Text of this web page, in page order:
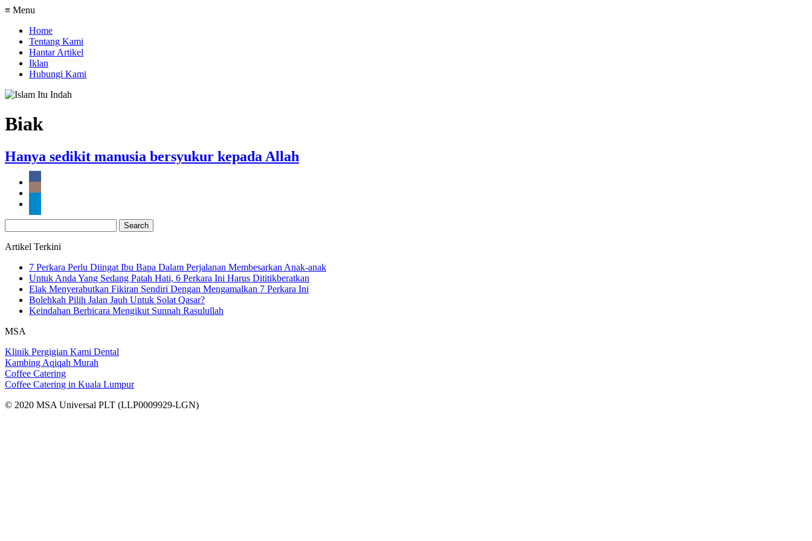
≡ Menu
Home
Tentang Kami
Hantar Artikel
Iklan
Hubungi Kami
Biak
Hanya sedikit manusia bersyukur kepada Allah
for:
Artikel Terkini
7 Perkara Perlu Diingat Ibu Bapa Dalam Perjalanan Membesarkan Anak-anak
Untuk Anda Yang Sedang Patah Hati, 6 Perkara Ini Harus Dititikberatkan
Elak Menyerabutkan Fikiran Sendiri Dengan Mengamalkan 7 Perkara Ini
Bolehkah Pilih Jalan Jauh Untuk Solat Qasar?
Keindahan Berbicara Mengikut Sunnah Rasulullah
MSA
Klinik Pergigian Kami Dental
Kambing Aqiqah Murah
Coffee Catering
Coffee Catering in Kuala Lumpur
© 2020 MSA Universal PLT (LLP0009929-LGN)